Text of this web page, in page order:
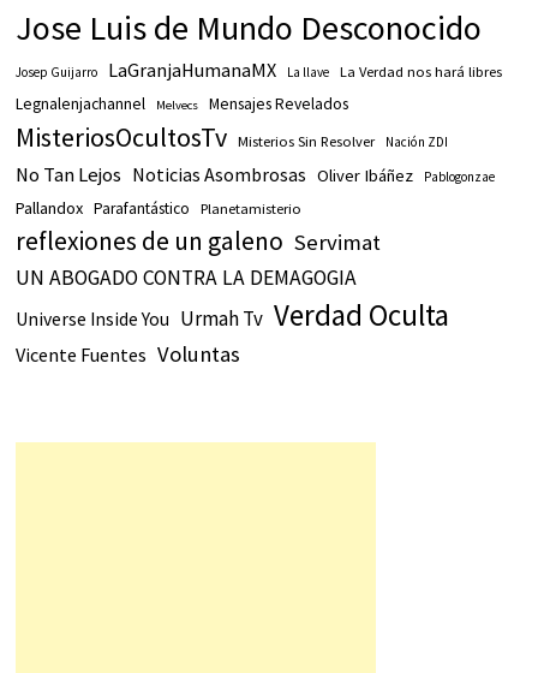
Jose Luis de Mundo Desconocido
Josep Guijarro LaGranjaHumanaMX La llave La Verdad nos hará libres
Legnalenjachannel Melvecs Mensajes Revelados
MisteriosOcultosTv Misterios Sin Resolver Nación ZDI
No Tan Lejos Noticias Asombrosas Oliver Ibáñez Pablogonzae
Pallandox Parafantástico Planetamisterio
reflexiones de un galeno Servimat
UN ABOGADO CONTRA LA DEMAGOGIA
Universe Inside You Urmah Tv Verdad Oculta
Vicente Fuentes Voluntas